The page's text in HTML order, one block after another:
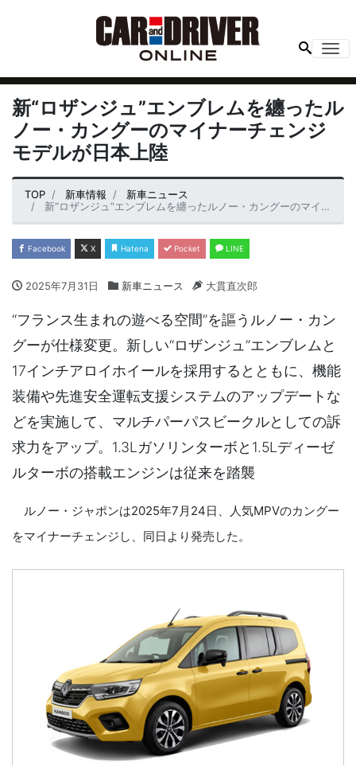
新“ロザンジュ”エンブレムを纏ったル
ノー・カングーのマイナーチェンジ
モデルが日本上陸
TOP 新車情報
新車ニュース
新“ロザンジュ”エンブレムを纏ったルノー・カングーのマイナーチェンジモデルが日本上陸
Facebook X Hatena Pocket LINE
2025年7月31日 新車ニュース 大貫直次郎
“フランス生まれの遊べる空間”を謳うルノー・カン
グーが仕様変更。新しい“ロザンジュ”エンブレムと
17インチアロイホイールを採用するとともに、機能
装備や先進安全運転支援システムのアップデートな
どを実施して、マルチパーパスビークルとしての訴
求力をアップ。1.3Lガソリンターボと1.5Lディーゼ
ルターボの搭載エンジンは従来を踏襲
ルノー・ジャポンは2025年7月24日、人気MPVのカングー
をマイナーチェンジし、同日より発売した。